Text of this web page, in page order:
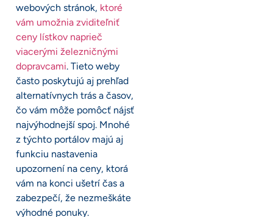
webových stránok, ktoré
vám umožnia zviditeľniť
ceny lístkov naprieč
viacerými železničnými
dopravcami. Tieto weby
často poskytujú aj prehľad
alternatívnych trás a časov,
čo vám môže pomôcť nájsť
najvýhodnejší spoj. Mnohé
z týchto portálov majú aj
funkciu nastavenia
upozornení na ceny, ktorá
vám na konci ušetrí čas a
zabezpečí, že nezmeškáte
výhodné ponuky.